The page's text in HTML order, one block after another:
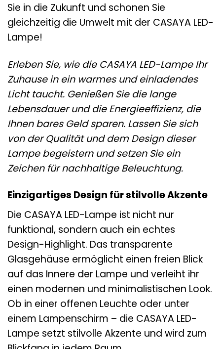
Sie in die Zukunft und schonen Sie
gleichzeitig die Umwelt mit der CASAYA LED-
Lampe!
Erleben Sie, wie die CASAYA LED-Lampe Ihr
Zuhause in ein warmes und einladendes
Licht taucht. Genießen Sie die lange
Lebensdauer und die Energieeffizienz, die
Ihnen bares Geld sparen. Lassen Sie sich
von der Qualität und dem Design dieser
Lampe begeistern und setzen Sie ein
Zeichen für nachhaltige Beleuchtung.
Einzigartiges Design für stilvolle Akzente
Die CASAYA LED-Lampe ist nicht nur
funktional, sondern auch ein echtes
Design-Highlight. Das transparente
Glasgehäuse ermöglicht einen freien Blick
auf das Innere der Lampe und verleiht ihr
einen modernen und minimalistischen Look.
Ob in einer offenen Leuchte oder unter
einem Lampenschirm – die CASAYA LED-
Lampe setzt stilvolle Akzente und wird zum